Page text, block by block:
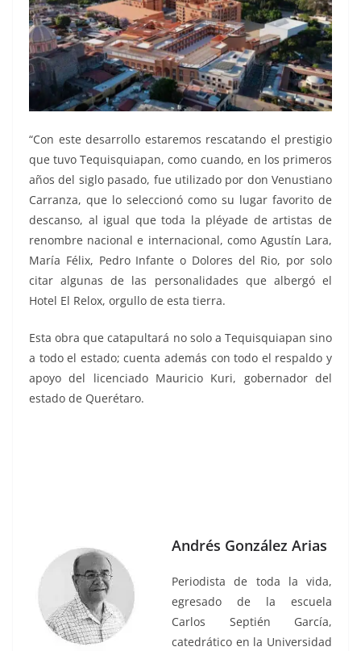
“Con este desarrollo estaremos rescatando el prestigio
que tuvo Tequisquiapan, como cuando, en los primeros
años del siglo pasado, fue utilizado por don Venustiano
Carranza, que lo seleccionó como su lugar favorito de
descanso, al igual que toda la pléyade de artistas de
renombre nacional e internacional, como Agustín Lara,
María Félix, Pedro Infante o Dolores del Rio, por solo
citar algunas de las personalidades que albergó el
Hotel El Relox, orgullo de esta tierra.
Esta obra que catapultará no solo a Tequisquiapan sino
a todo el estado; cuenta además con todo el respaldo y
apoyo del licenciado Mauricio Kuri, gobernador del
estado de Querétaro.
Andrés González Arias
Periodista de toda la vida,
egresado de la escuela
Carlos Septién García,
catedrático en la Universidad